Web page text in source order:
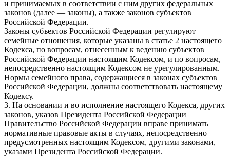
и принимаемых в соответствии с ним других федеральных
законов (далее — законы), а также законов субъектов
Российской Федерации.
Законы субъектов Российской Федерации регулируют
семейные отношения, которые указаны в статье 2 настоящего
Кодекса, по вопросам, отнесенным к ведению субъектов
Российской Федерации настоящим Кодексом, и по вопросам,
непосредственно настоящим Кодексом не урегулированным.
Нормы семейного права, содержащиеся в законах субъектов
Российской Федерации, должны соответствовать настоящему
Кодексу.
3. На основании и во исполнение настоящего Кодекса, других
законов, указов Президента Российской Федерации
Правительство Российской Федерации вправе принимать
нормативные правовые акты в случаях, непосредственно
предусмотренных настоящим Кодексом, другими законами,
указами Президента Российской Федерации.